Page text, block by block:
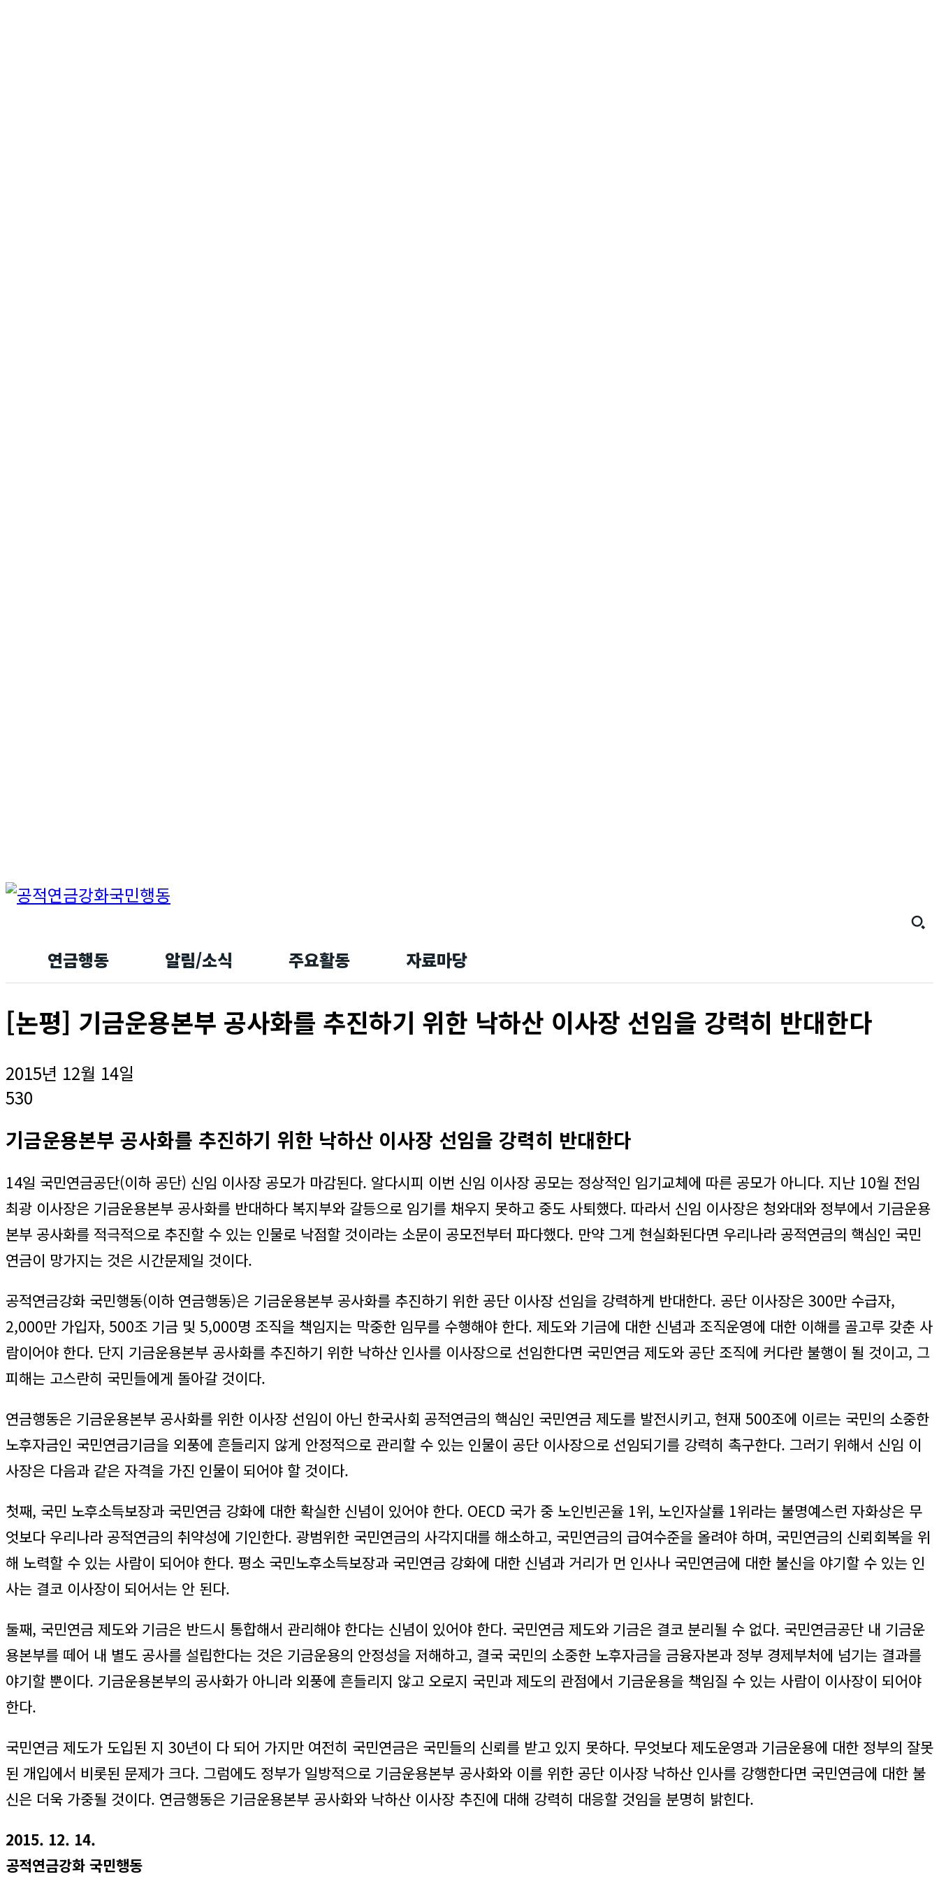
연금행동 알림/소식 주요활동 자료마당
[논평] 기금운용본부 공사화를 추진하기 위한 낙하산 이사장 선임을 강력히 반대한다
2015년 12월 14일
530
기금운용본부 공사화를 추진하기 위한 낙하산 이사장 선임을 강력히 반대한다
14일 국민연금공단(이하 공단) 신임 이사장 공모가 마감된다. 알다시피 이번 신임 이사장 공모는 정상적인 임기교체에 따른 공모가 아니다. 지난 10월 전임
최광 이사장은 기금운용본부 공사화를 반대하다 복지부와 갈등으로 임기를 채우지 못하고 중도 사퇴했다. 따라서 신임 이사장은 청와대와 정부에서 기금운용
본부 공사화를 적극적으로 추진할 수 있는 인물로 낙점할 것이라는 소문이 공모전부터 파다했다. 만약 그게 현실화된다면 우리나라 공적연금의 핵심인 국민
연금이 망가지는 것은 시간문제일 것이다.
공적연금강화 국민행동(이하 연금행동)은 기금운용본부 공사화를 추진하기 위한 공단 이사장 선임을 강력하게 반대한다. 공단 이사장은 300만 수급자,
2,000만 가입자, 500조 기금 및 5,000명 조직을 책임지는 막중한 임무를 수행해야 한다. 제도와 기금에 대한 신념과 조직운영에 대한 이해를 골고루 갖춘 사
람이어야 한다. 단지 기금운용본부 공사화를 추진하기 위한 낙하산 인사를 이사장으로 선임한다면 국민연금 제도와 공단 조직에 커다란 불행이 될 것이고, 그
피해는 고스란히 국민들에게 돌아갈 것이다.
연금행동은 기금운용본부 공사화를 위한 이사장 선임이 아닌 한국사회 공적연금의 핵심인 국민연금 제도를 발전시키고, 현재 500조에 이르는 국민의 소중한
노후자금인 국민연금기금을 외풍에 흔들리지 않게 안정적으로 관리할 수 있는 인물이 공단 이사장으로 선임되기를 강력히 촉구한다. 그러기 위해서 신임 이
사장은 다음과 같은 자격을 가진 인물이 되어야 할 것이다.
첫째, 국민 노후소득보장과 국민연금 강화에 대한 확실한 신념이 있어야 한다. OECD 국가 중 노인빈곤율 1위, 노인자살률 1위라는 불명예스런 자화상은 무
엇보다 우리나라 공적연금의 취약성에 기인한다. 광범위한 국민연금의 사각지대를 해소하고, 국민연금의 급여수준을 올려야 하며, 국민연금의 신뢰회복을 위
해 노력할 수 있는 사람이 되어야 한다. 평소 국민노후소득보장과 국민연금 강화에 대한 신념과 거리가 먼 인사나 국민연금에 대한 불신을 야기할 수 있는 인
사는 결코 이사장이 되어서는 안 된다.
둘째, 국민연금 제도와 기금은 반드시 통합해서 관리해야 한다는 신념이 있어야 한다. 국민연금 제도와 기금은 결코 분리될 수 없다. 국민연금공단 내 기금운
용본부를 떼어 내 별도 공사를 설립한다는 것은 기금운용의 안정성을 저해하고, 결국 국민의 소중한 노후자금을 금융자본과 정부 경제부처에 넘기는 결과를
야기할 뿐이다. 기금운용본부의 공사화가 아니라 외풍에 흔들리지 않고 오로지 국민과 제도의 관점에서 기금운용을 책임질 수 있는 사람이 이사장이 되어야
한다.
국민연금 제도가 도입된 지 30년이 다 되어 가지만 여전히 국민연금은 국민들의 신뢰를 받고 있지 못하다. 무엇보다 제도운영과 기금운용에 대한 정부의 잘못
된 개입에서 비롯된 문제가 크다. 그럼에도 정부가 일방적으로 기금운용본부 공사화와 이를 위한 공단 이사장 낙하산 인사를 강행한다면 국민연금에 대한 불
신은 더욱 가중될 것이다. 연금행동은 기금운용본부 공사화와 낙하산 이사장 추진에 대해 강력히 대응할 것임을 분명히 밝힌다.
2015. 12. 14.
공적연금강화 국민행동